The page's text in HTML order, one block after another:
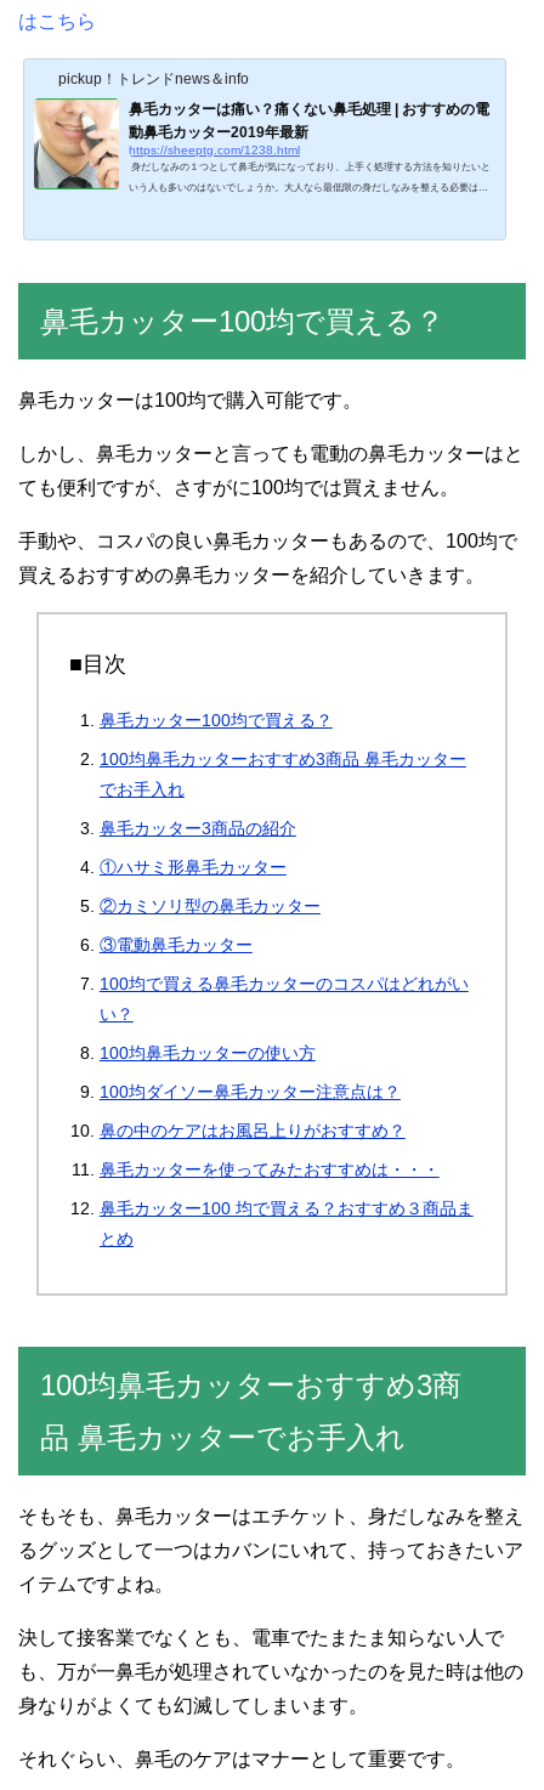
はこちら
pickup！トレンドnews＆info
鼻毛カッターは痛い？痛くない鼻毛処理 | おすすめの電
動鼻毛カッター2019年最新
https://sheeptg.com/1238.html
身だしなみの１つとして鼻毛が気になっており、上手く処理する方法を知りたいと
いう人も多いのはないでしょうか。大人なら最低限の身だしなみを整える必要はあ
鼻毛カッター100均で買える？
鼻毛カッターは100均で購入可能です。
しかし、鼻毛カッターと言っても電動の鼻毛カッターはと
ても便利ですが、さすがに100均では買えません。
手動や、コスパの良い鼻毛カッターもあるので、100均で
買えるおすすめの鼻毛カッターを紹介していきます。
■目次
鼻毛カッター100均で買える？
100均鼻毛カッターおすすめ3商品 鼻毛カッター
でお手入れ
鼻毛カッター3商品の紹介
①ハサミ形鼻毛カッター
②カミソリ型の鼻毛カッター
③電動鼻毛カッター
100均で買える鼻毛カッターのコスパはどれがい
い？
100均鼻毛カッターの使い方
100均ダイソー鼻毛カッター注意点は？
鼻の中のケアはお風呂上りがおすすめ？
鼻毛カッターを使ってみたおすすめは・・・
鼻毛カッター100 均で買える？おすすめ３商品ま
とめ
100均鼻毛カッターおすすめ3商
品 鼻毛カッターでお手入れ
そもそも、鼻毛カッターはエチケット、身だしなみを整え
るグッズとして一つはカバンにいれて、持っておきたいア
イテムですよね。
決して接客業でなくとも、電車でたまたま知らない人で
も、万が一鼻毛が処理されていなかったのを見た時は他の
身なりがよくても幻滅してしまいます。
それぐらい、鼻毛のケアはマナーとして重要です。